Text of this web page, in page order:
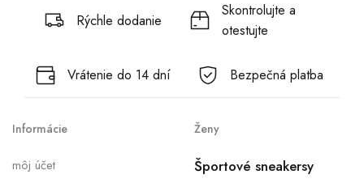
Rýchle dodanie
Skontrolujte a
otestujte
Vrátenie do 14 dní Bezpečná platba
Informácie
môj účet
Ženy
Športové sneakersy